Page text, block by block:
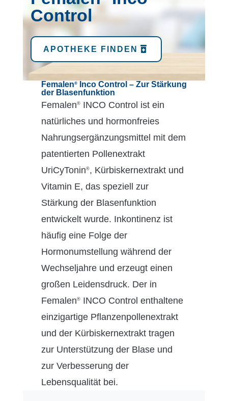
Control
APOTHEKE FINDEN
Femalen®Inco Control – Zur Stärkung
der Blasenfunktion
Femalen®INCO Control ist ein
natürliches und hormonfreies
Nahrungsergänzungsmittel mit dem
patentierten Pollenextrakt
UriCyTonin®, Kürbiskernextrakt und
Vitamin E, das speziell zur
Stärkung der Blasenfunktion
entwickelt wurde. Inkontinenz ist
häufig eine Folge der
Hormonumstellung während der
Wechseljahre und erzeugt einen
großen Leidensdruck. Der in
Femalen®INCO Control enthaltene
einzigartige Pflanzenpollenextrakt
und der Kürbiskernextrakt tragen
zur Unterstützung der Blase und
zur Verbesserung der
Lebensqualität bei.